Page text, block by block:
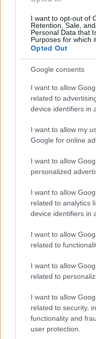
I want to opt-out of
Retention, Sale,
Personal Data that
Purposes for which
Opted Out
Google consents
I want to allow
related to
device identifiers in
I want to allow my
Google for online
I want to allow
personalized
I want to allow
related to analytics
device identifiers in
I want to allow
related to
I want to allow
related to
I want to allow
related to security,
functionality and
user protection.
Ahogy fejlődött a város,
is: a vasútállomás, a
a járásbíróság
műemlékek mellett
emlékműveket, ipari
század második
A várost ábrázoló
első felében Neufeld
Galántán, majd később
a besztercebányai Luna